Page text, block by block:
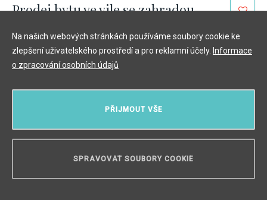
Prodej bytu ve vile se zahradou,
Běchovice, Praha 9 / 4 + KK / Interiér 132 m² / Balkón 2
m² / Terasa 26 m² / Zahrada 250 m²
PŘIJMOUT VŠE
SPRAVOVAT SOUBORY COOKIE
Na našich webových stránkách používáme soubory cookie ke
zlepšení uživatelského prostředí a pro reklamní účely. Informace
o zpracování osobních údajů